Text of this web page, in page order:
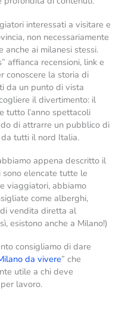
interessati a visitare e
non necessariamente
anche ai milanesi stessi.
affianca recensioni, link e
conoscere la storia di
da un punto di vista
il divertimento: il
tutto l’anno spettacoli
di attrarre un pubblico di
tutti il nord Italia.
appena descritto il
elencate tutte le
viaggiatori, abbiamo
come alberghi,
vendita diretta al
esistono anche a Milano!)
consigliamo di dare
da vivere” che
utile a chi deve
lavoro.